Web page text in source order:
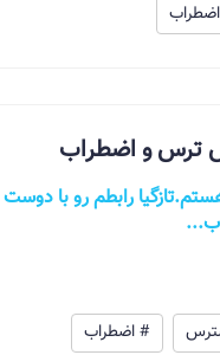
ترس و اضطراب
ب...
# اضطراب